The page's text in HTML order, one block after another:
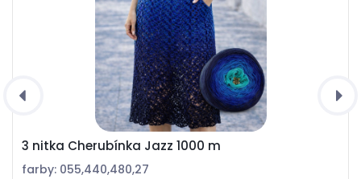
3 nitka Cherubínka Jazz 1000 m
farby: 055,440,480,27